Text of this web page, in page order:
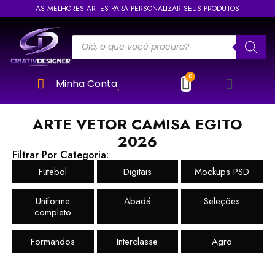
AS MELHORES ARTES PARA PERSONALIZAR SEUS PRODUTOS
Minha Conta
ARTE VETOR CAMISA EGITO
2026
Filtrar Por Categoria:
Futebol Digitais Mockups PSD
Uniforme
completo
Abadá Seleções
Formandos Interclasse Agro